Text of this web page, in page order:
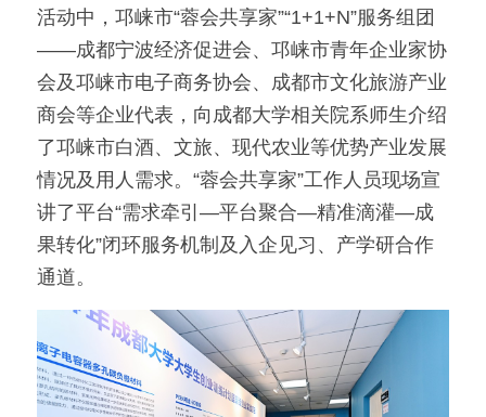
活动中，邛崃市“蓉会共享家”“1+1+N”服务组团
——成都宁波经济促进会、邛崃市青年企业家协
会及邛崃市电子商务协会、成都市文化旅游产业
商会等企业代表，向成都大学相关院系师生介绍
了邛崃市白酒、文旅、现代农业等优势产业发展
情况及用人需求。“蓉会共享家”工作人员现场宣
讲了平台“需求牵引—平台聚合—精准滴灌—成
果转化”闭环服务机制及入企见习、产学研合作
通道。